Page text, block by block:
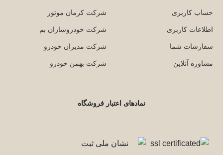
حساب کاربری
اطلاعات کاربری
سفارشات شما
مشاوره آنلاین
شرکت کرمان موتور
شرکت خودروسازان بم
شرکت مدیران خودرو
شرکت بهمن خودرو
نمادهای اعتبار فروشگاه